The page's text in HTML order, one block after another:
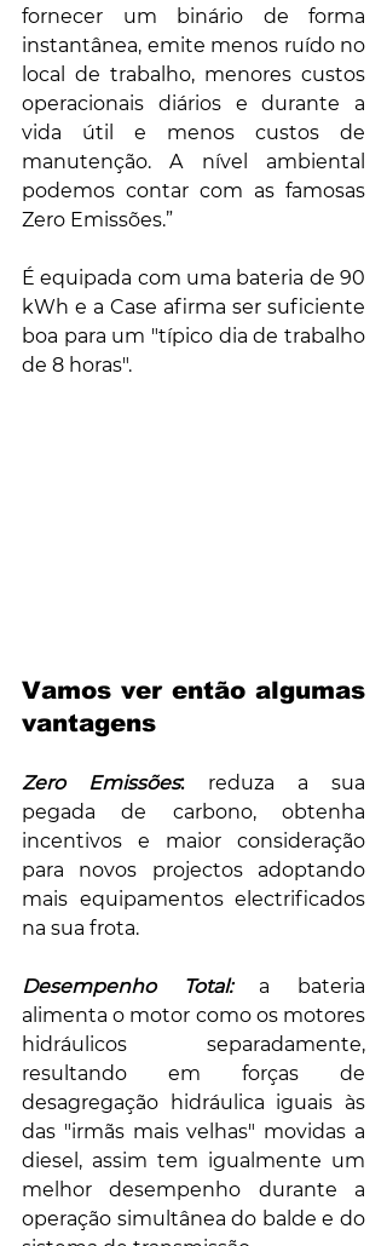
fornecer um binário de forma
instantânea, emite menos ruído no
local de trabalho, menores custos
operacionais diários e durante a
vida útil e menos custos de
manutenção. A nível ambiental
podemos contar com as famosas
Zero Emissões.”
É equipada com uma bateria de 90
kWh e a Case afirma ser suficiente
boa para um "típico dia de trabalho
de 8 horas".
Vamos ver então algumas
vantagens
Zero Emissões: reduza a sua
pegada de carbono, obtenha
incentivos e maior consideração
para novos projectos adoptando
mais equipamentos electrificados
na sua frota.
Desempenho Total: a bateria
alimenta o motor como os motores
hidráulicos separadamente,
resultando em forças de
desagregação hidráulica iguais às
das "irmãs mais velhas" movidas a
diesel, assim tem igualmente um
melhor desempenho durante a
operação simultânea do balde e do